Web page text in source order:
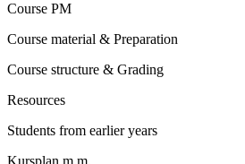
Course PM
Course material & Preparation
Course structure & Grading
Resources
Students from earlier years